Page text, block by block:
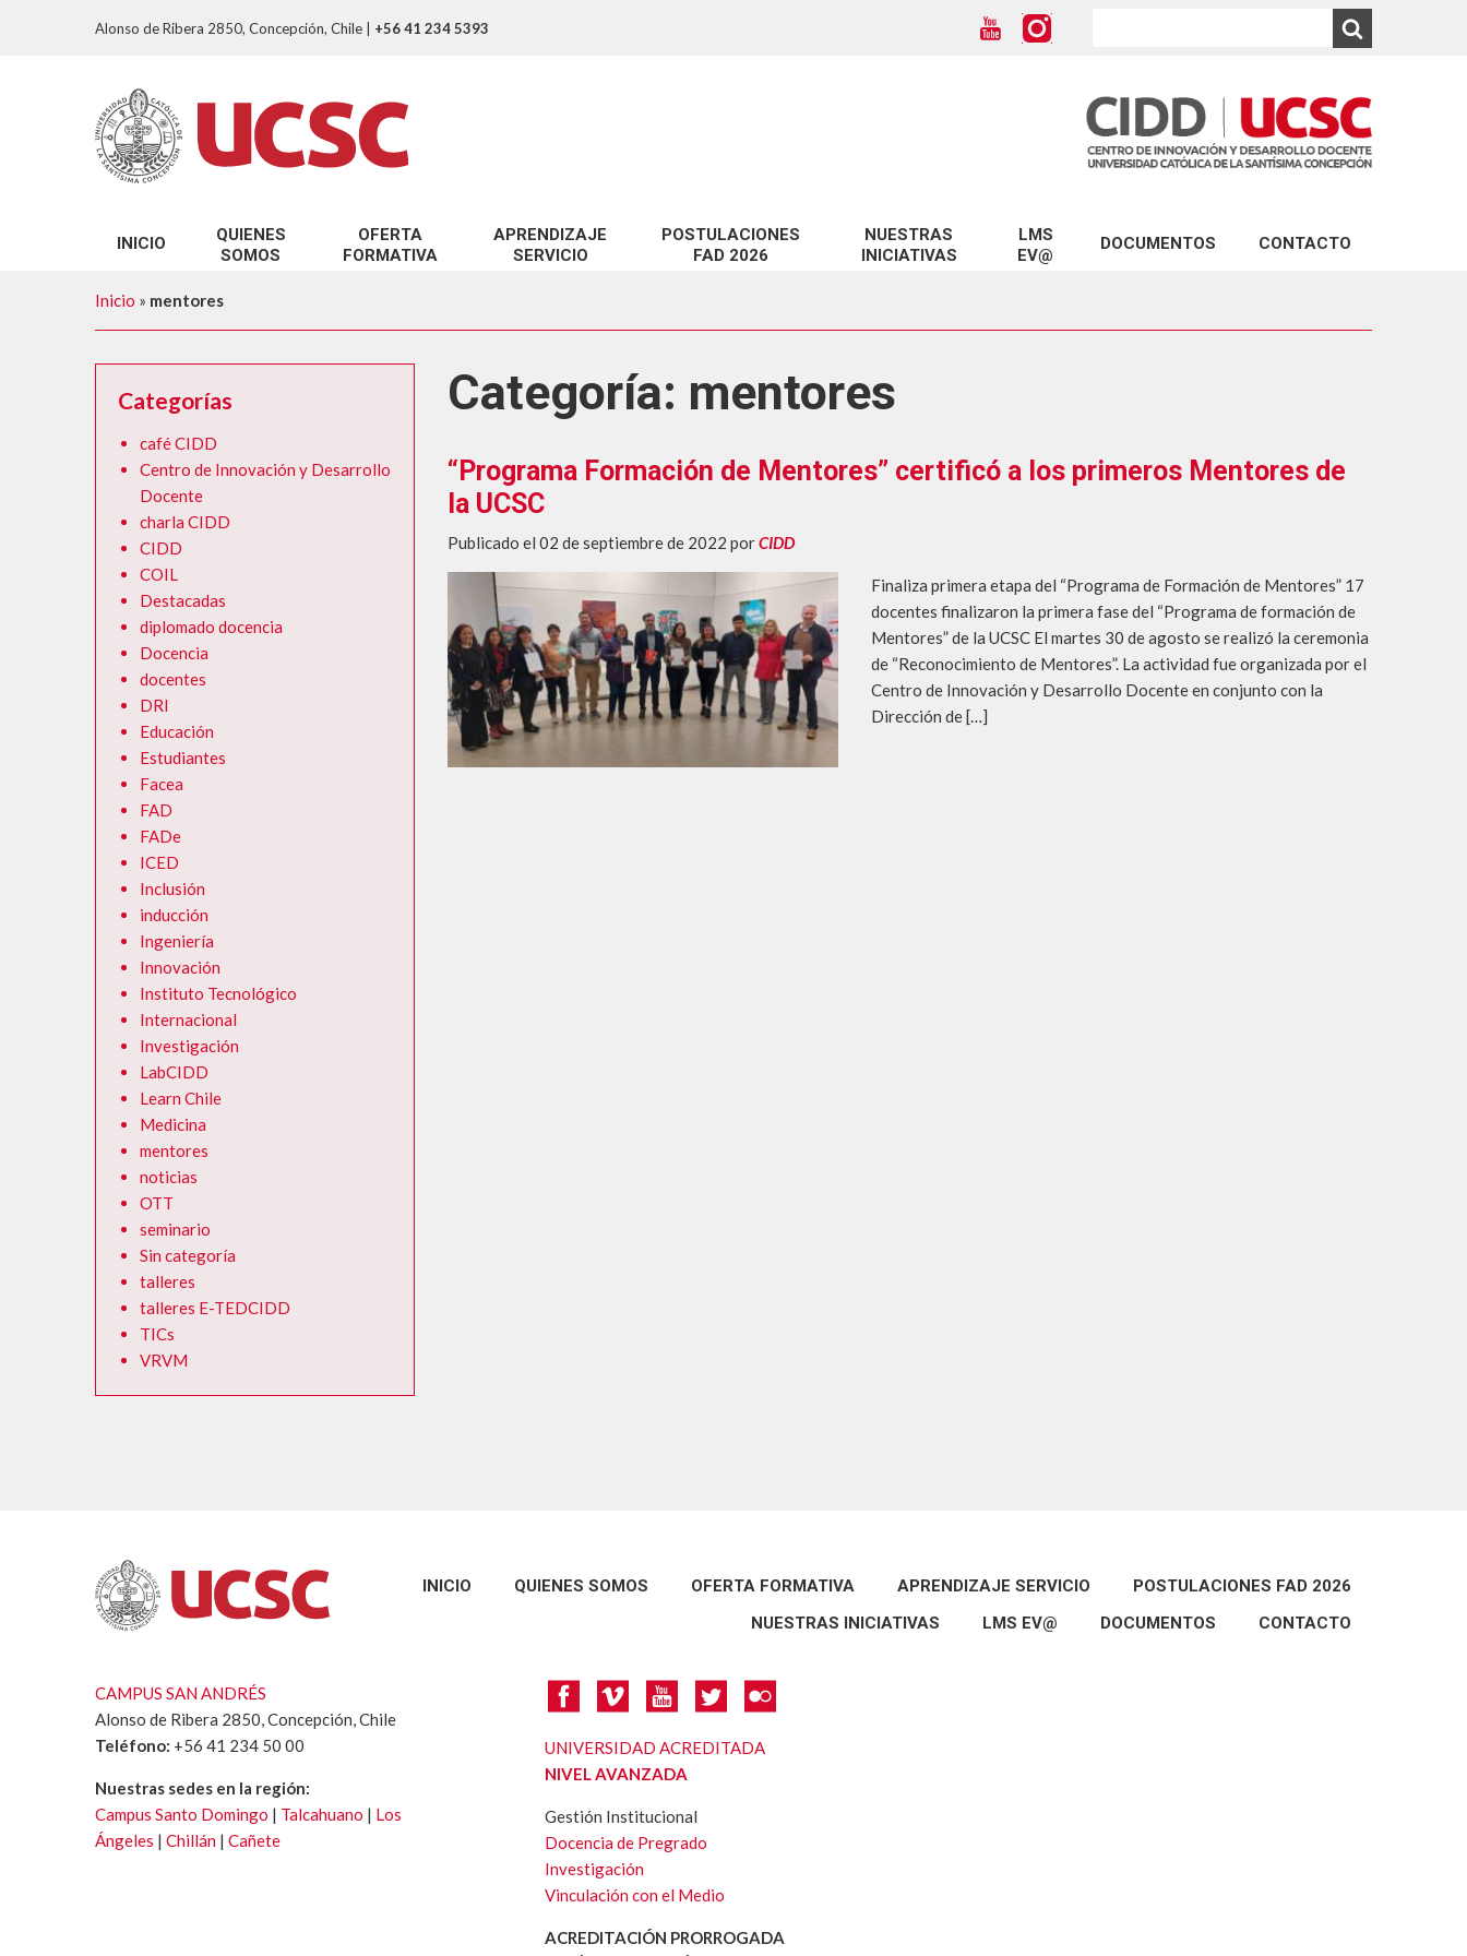
Alonso de Ribera 2850, Concepción, Chile | +56 41 234 5393
INICIO
QUIENES
SOMOS
Nuestro Equipo
¿Que entendemos por Innovación Docente?
OFERTA
FORMATIVA
Programa de Inducción a la Docencia en la UCSC
Programa de accesibilidad digital en EV@
Cursos Autoformación
Diplomado TIC y Educación virtual 2025-2
APRENDIZAJE
SERVICIO
POSTULACIONES
FAD 2026
NUESTRAS
INICIATIVAS
Observatorio CIDD
Revista InnovaCIDD
LMS
EV@
Plataforma Ev@
DOCUMENTOS
Marco para una Docencia de Calidad
CONTACTO
Inicio » mentores
Categoría: mentores
“Programa Formación de Mentores” certificó a los primeros Mentores de
la UCSC
Publicado el 02 de septiembre de 2022 porCIDD
Finaliza primera etapa del “Programa de Formación de Mentores” 17
docentes finalizaron la primera fase del “Programa de formación de
Mentores” de la UCSC El martes 30 de agosto se realizó la ceremonia
de “Reconocimiento de Mentores”. La actividad fue organizada por el
Centro de Innovación y Desarrollo Docente en conjunto con la
Dirección de […]
Categorías
café CIDD
Centro de Innovación y Desarrollo
Docente
charla CIDD
CIDD
COIL
Destacadas
diplomado docencia
Docencia
docentes
DRI
Educación
Estudiantes
Facea
FAD
FADe
ICED
Inclusión
inducción
Ingeniería
Innovación
Instituto Tecnológico
Internacional
Investigación
LabCIDD
Learn Chile
Medicina
mentores
noticias
OTT
seminario
Sin categoría
talleres
talleres E-TEDCIDD
TICs
VRVM
INICIO QUIENES SOMOS OFERTA FORMATIVA APRENDIZAJE SERVICIO
POSTULACIONES FAD 2026
NUESTRAS INICIATIVAS
LMS EV@ DOCUMENTOS CONTACTO
CAMPUS SAN ANDRÉS
Alonso de Ribera 2850, Concepción, Chile
Teléfono: +56 41 234 50 00
Nuestras sedes en la región:
Campus Santo Domingo | Talcahuano | Los
Ángeles | Chillán | Cañete
UNIVERSIDAD ACREDITADA
NIVEL AVANZADA
Gestión Institucional
Docencia de Pregrado
Investigación
Vinculación con el Medio
ACREDITACIÓN PRORROGADA